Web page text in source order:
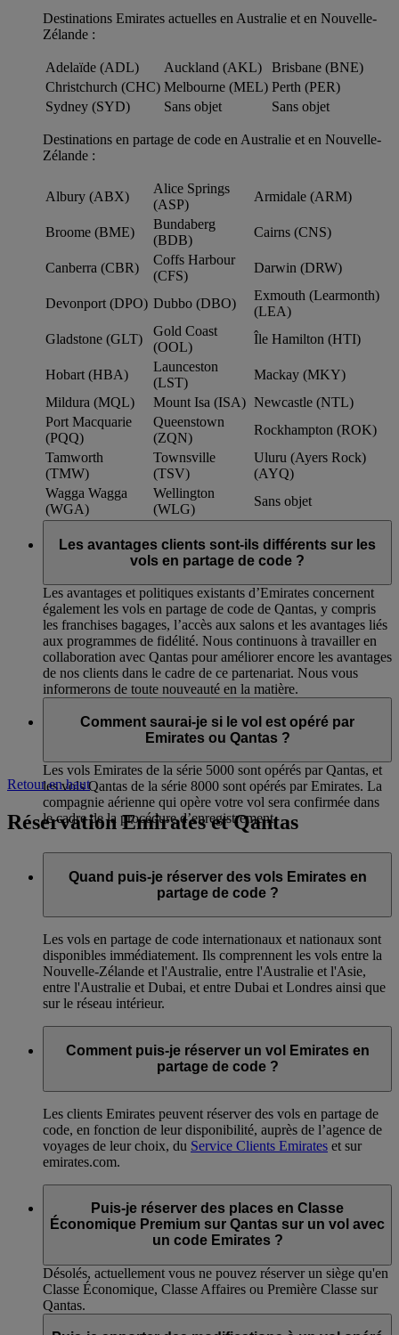
Destinations Emirates actuelles en Australie et en Nouvelle-
Zélande :
Adelaïde (ADL) Auckland (AKL)
Brisbane (BNE)
Christchurch (CHC) Melbourne (MEL) Perth (PER)
Sydney (SYD)
Sans objet Sans objet
Destinations en partage de code en Australie et en Nouvelle-
Zélande :
Albury (ABX)
Alice Springs
(ASP)
Armidale (ARM)
Broome (BME)
Bundaberg
(BDB)
Cairns (CNS)
Canberra (CBR)
Coffs Harbour
(CFS)
Darwin (DRW)
Devonport (DPO) Dubbo (DBO)
Exmouth (Learmonth)
(LEA)
Gladstone (GLT)
Gold Coast
(OOL)
Île Hamilton (HTI)
Hobart (HBA)
Launceston
(LST)
Mackay (MKY)
Mildura (MQL)
Mount Isa (ISA) Newcastle (NTL)
Port Macquarie
(PQQ)
Queenstown
(ZQN)
Rockhampton (ROK)
Tamworth
(TMW)
Townsville
(TSV)
Uluru (Ayers Rock)
(AYQ)
Wagga Wagga
(WGA)
Wellington
(WLG)
Sans objet
Les avantages clients sont-ils différents sur les
vols en partage de code ?
Les avantages et politiques existants d’Emirates concernent
également les vols en partage de code de Qantas, y compris
les franchises bagages, l’accès aux salons et les avantages liés
aux programmes de fidélité. Nous continuons à travailler en
collaboration avec Qantas pour améliorer encore les avantages
de nos clients dans le cadre de ce partenariat. Nous vous
informerons de toute nouveauté en la matière.
Comment saurai-je si le vol est opéré par
Emirates ou Qantas ?
Les vols Emirates de la série 5000 sont opérés par Qantas, et
les vols Qantas de la série 8000 sont opérés par Emirates. La
compagnie aérienne qui opère votre vol sera confirmée dans
le cadre de la procédure d’enregistrement.
Retour en haut
Réservation Emirates et Qantas
Quand puis-je réserver des vols Emirates en
partage de code ?
Les vols en partage de code internationaux et nationaux sont
disponibles immédiatement. Ils comprennent les vols entre la
Nouvelle-Zélande et l'Australie, entre l'Australie et l'Asie,
entre l'Australie et Dubai, et entre Dubai et Londres ainsi que
sur le réseau intérieur.
Comment puis-je réserver un vol Emirates en
partage de code ?
Les clients Emirates peuvent réserver des vols en partage de
code, en fonction de leur disponibilité, auprès de l’agence de
voyages de leur choix, du Service Clients Emirates et sur
emirates.com.
Puis-je réserver des places en Classe
Économique Premium sur Qantas sur un vol avec
un code Emirates ?
Désolés, actuellement vous ne pouvez réserver un siège qu'en
Classe Économique, Classe Affaires ou Première Classe sur
Qantas.